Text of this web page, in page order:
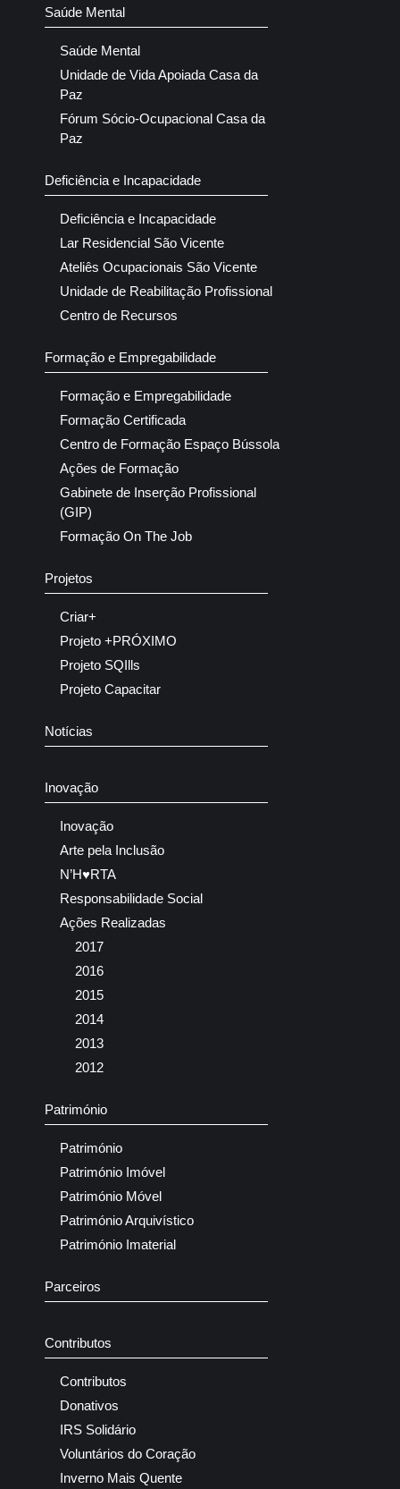
Saúde Mental
Saúde Mental
Unidade de Vida Apoiada Casa da
Paz
Fórum Sócio-Ocupacional Casa da
Paz
Deficiência e Incapacidade
Deficiência e Incapacidade
Lar Residencial São Vicente
Ateliês Ocupacionais São Vicente
Unidade de Reabilitação Profissional
Centro de Recursos
Formação e Empregabilidade
Formação e Empregabilidade
Formação Certificada
Centro de Formação Espaço Bússola
Ações de Formação
Gabinete de Inserção Profissional
(GIP)
Formação On The Job
Projetos
Criar+
Projeto +PRÓXIMO
Projeto SQIlls
Projeto Capacitar
Notícias
Inovação
Inovação
Arte pela Inclusão
N’H♥RTA
Responsabilidade Social
Ações Realizadas
2017
2016
2015
2014
2013
2012
Património
Património
Património Imóvel
Património Móvel
Património Arquivístico
Património Imaterial
Parceiros
Contributos
Contributos
Donativos
IRS Solidário
Voluntários do Coração
Inverno Mais Quente